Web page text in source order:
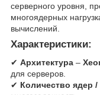
серверного уровня,
многоядерных
вычислений.
Характеристики:
✔ Архитектура –
для серверов.
✔ Количество ядер /